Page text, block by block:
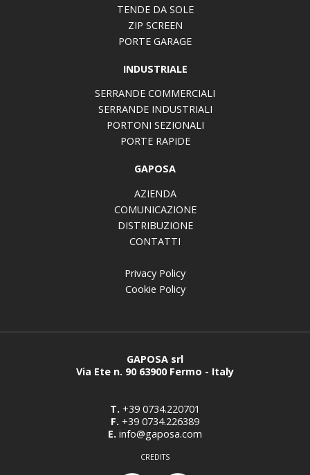
TENDE DA SOLE
ZIP SCREEN
PORTE GARAGE
INDUSTRIALE
SERRANDE COMMERCIALI
SERRANDE INDUSTRIALI
PORTONI SEZIONALI
PORTE RAPIDE
GAPOSA
AZIENDA
COMUNICAZIONE
DISTRIBUZIONE
CONTATTI
Privacy Policy
Cookie Policy
GAPOSA srl
Via Ete n. 90 63900 Fermo - Italy
T. +39 0734.220701
F. +39 0734.226389
E. info@gaposa.com
CREDITS